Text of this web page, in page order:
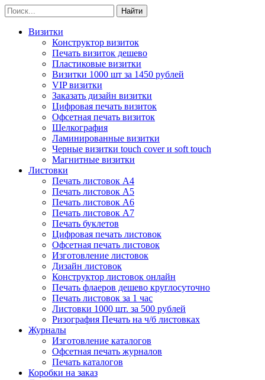
Визитки
Конструктор визиток
Печать визиток дешево
Пластиковые визитки
Визитки 1000 шт за 1450 рублей
VIP визитки
Заказать дизайн визитки
Цифровая печать визиток
Офсетная печать визиток
Шелкография
Ламинированные визитки
Черные визитки touch cover и soft touch
Магнитные визитки
Листовки
Печать листовок А4
Печать листовок А5
Печать листовок А6
Печать листовок А7
Печать буклетов
Цифровая печать листовок
Офсетная печать листовок
Изготовление листовок
Дизайн листовок
Конструктор листовок онлайн
Печать флаеров дешево круглосуточно
Печать листовок за 1 час
Листовки 1000 шт. за 500 рублей
Ризография Печать на ч/б листовках
Журналы
Изготовление каталогов
Офсетная печать журналов
Печать каталогов
Коробки на заказ